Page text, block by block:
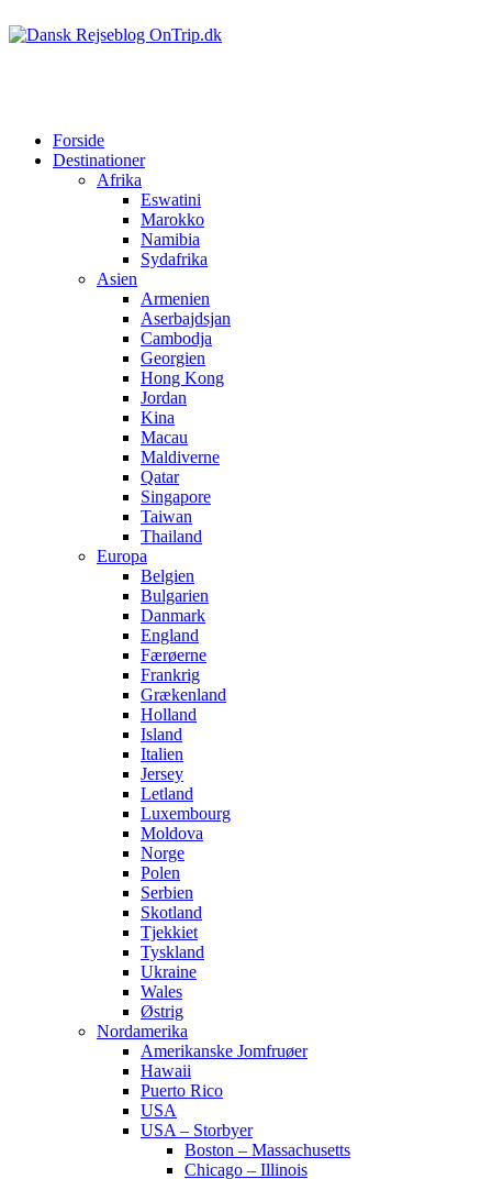
Forside
Destinationer
Afrika
Eswatini
Marokko
Namibia
Sydafrika
Asien
Armenien
Aserbajdsjan
Cambodja
Georgien
Hong Kong
Jordan
Kina
Macau
Maldiverne
Qatar
Singapore
Taiwan
Thailand
Europa
Belgien
Bulgarien
Danmark
England
Færøerne
Frankrig
Grækenland
Holland
Island
Italien
Jersey
Letland
Luxembourg
Moldova
Norge
Polen
Serbien
Skotland
Tjekkiet
Tyskland
Ukraine
Wales
Østrig
Nordamerika
Amerikanske Jomfruøer
Hawaii
Puerto Rico
USA
USA – Storbyer
Boston – Massachusetts
Chicago – Illinois